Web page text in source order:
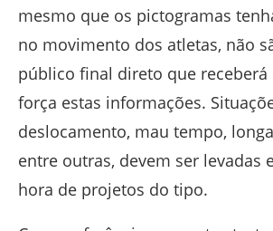
mesmo que os pictogramas
no movimento dos atletas, não
público final direto que
força estas informações.
deslocamento, mau tempo,
entre outras, devem ser levadas
hora de projetos do tipo.